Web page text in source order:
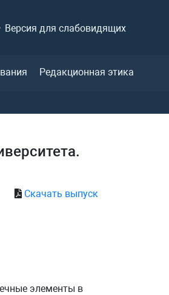
Версия для слабовидящих
Редакционная этика
Скачать выпуск
элементы в